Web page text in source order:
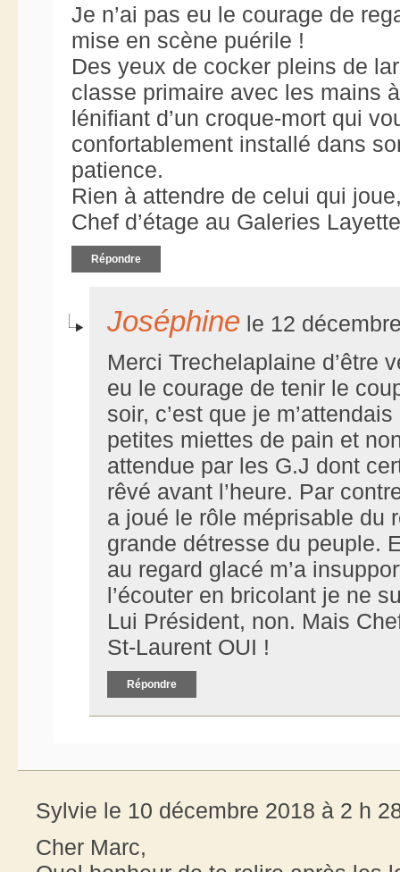
Je n’ai pas eu le courage de
mise en scène puérile !
Des yeux de cocker pleins de
classe primaire avec les mains
lénifiant d’un croque-mort qui
confortablement installé dans
patience.
Rien à attendre de celui qui
Chef d’étage au Galeries
Répondre
Joséphine le 12
Merci Trechelaplaine d’être
eu le courage de tenir le
soir, c’est que je
petites miettes de pain et
attendue par les G.J dont
rêvé avant l’heure. Par
a joué le rôle méprisable du
grande détresse du peuple.
au regard glacé m’a
l’écouter en bricolant je ne
Lui Président, non. Mais
St-Laurent OUI !
Répondre
Sylvie le 10 décembre 2018 à 2 h
Cher Marc,